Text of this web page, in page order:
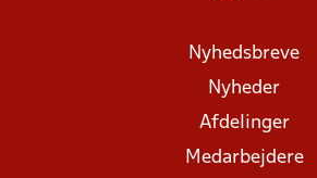
Nyhedsbreve
Nyheder
Afdelinger
Medarbejdere